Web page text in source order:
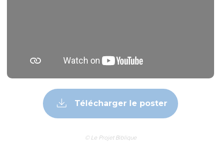
Télécharger le poster
© Le Projet Biblique